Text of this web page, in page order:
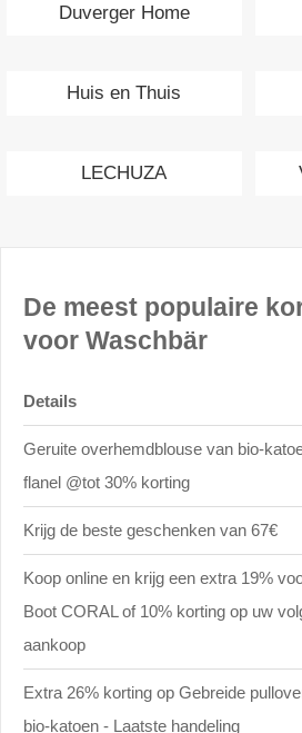
Duverger Home
Huis en Thuis
LECHUZA
De meest populaire
voor Waschbär
Details
Geruite overhemdblouse van bio-
flanel @tot 30% korting
Krijg de beste geschenken van 67€
Koop online en krijg een extra 19%
Boot CORAL of 10% korting op uw
aankoop
Extra 26% korting op Gebreide
bio-katoen - Laatste handeling